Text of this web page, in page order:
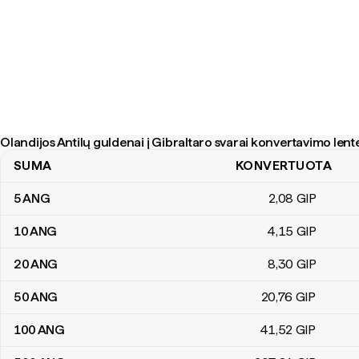
Olandijos Antilų guldenai į Gibraltaro svarai konvertavimo
Olandijos Antilų guldenai į Gibraltaro svarai konvertavimo lentelė
SUMA KONVERTUOTA
5ANG 2,08 GIP
10ANG 4,15 GIP
20ANG 8,30 GIP
50ANG 20,76 GIP
100ANG 41,52 GIP